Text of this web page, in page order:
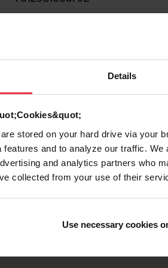
Details
stored on your hard drive via your
and to analyze our traffic.
and analytics partners who
collected from your use of their
Use necessary cookies